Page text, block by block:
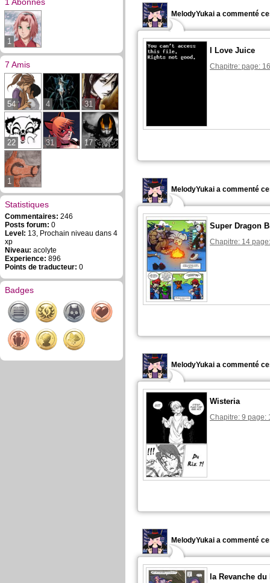
1
7 Amis
54 4 31
22 31 17
1
Statistiques
Commentaires: 246
Posts forum: 0
Level: 13, Prochain niveau dans 4
xp
Niveau: acolyte
Experience: 896
Points de traducteur: 0
Badges
MelodyYukai a commenté
I Love Juice
Chapitre: page: 16
MelodyYukai a commenté
Super Dragon
Chapitre: 14
MelodyYukai a commenté
Wisteria
Chapitre: 9 page:
MelodyYukai a commenté
la Revanche